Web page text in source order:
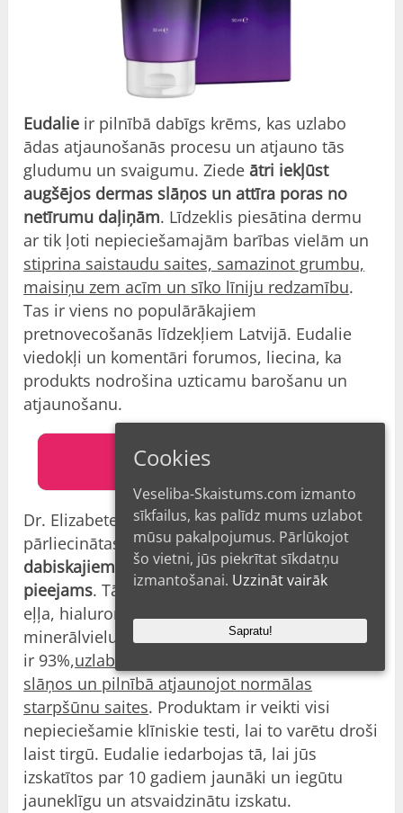
Eudalie ir pilnībā dabīgs krēms, kas uzlabo
ādas atjaunošanās procesu un atjauno tās
gludumu un svaigumu. Ziedeātri iekļūst
augšējos dermas slāņos un attīra poras no
netīrumu daļiņām. Līdzeklis piesātina dermu
ar tik ļoti nepieciešamajām barības vielām un
stiprina saistaudu saites, samazinot grumbu,
maisiņu zem acīm un sīko līniju redzamību.
Tas ir viens no populārākajiem
pretnovecošanās līdzekļiem Latvijā. Eudalie
viedokļi un komentāri forumos, liecina, ka
produkts nodrošina uzticamu barošanu un
atjaunošanu.
OFICIĀLĀ VIETNE
Dr. Elizabete Šarinska un Dr. Dita Pavlaka ir
pārliecinātas, kaEudalie ir viens no labākajiem
dabiskajiem līdzekļiem pret novecošanu, kas ir
pieejams. Tās sastāvā ir argana eļļa, avokado
eļļa, hialuronskābe un vitamīnu un
minerālvielu komplekss. To kopējā efektivitāte
ir 93%,uzlabojot kolagēna sintēzi dermas
slāņos un pilnībā atjaunojot normālas
starpšūnu saites. Produktam ir veikti visi
nepieciešamie klīniskie testi, lai to varētu droši
laist tirgū. Eudalie iedarbojas tā, lai jūs
izskatītos par 10 gadiem jaunāki un iegūtu
jauneklīgu un atsvaidzinātu izskatu.
Cookies
Veseliba-Skaistums.com izmanto
sīkfailus, kas palīdz mums uzlabot
mūsu pakalpojumus. Pārlūkojot
šo vietni, jūs piekrītat sīkdatņu
izmantošanai. Uzzināt vairāk
Sapratu!